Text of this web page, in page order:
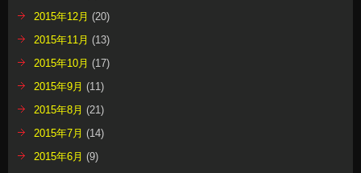
2015年12月 (20)
2015年11月 (13)
2015年10月 (17)
2015年9月 (11)
2015年8月 (21)
2015年7月 (14)
2015年6月 (9)